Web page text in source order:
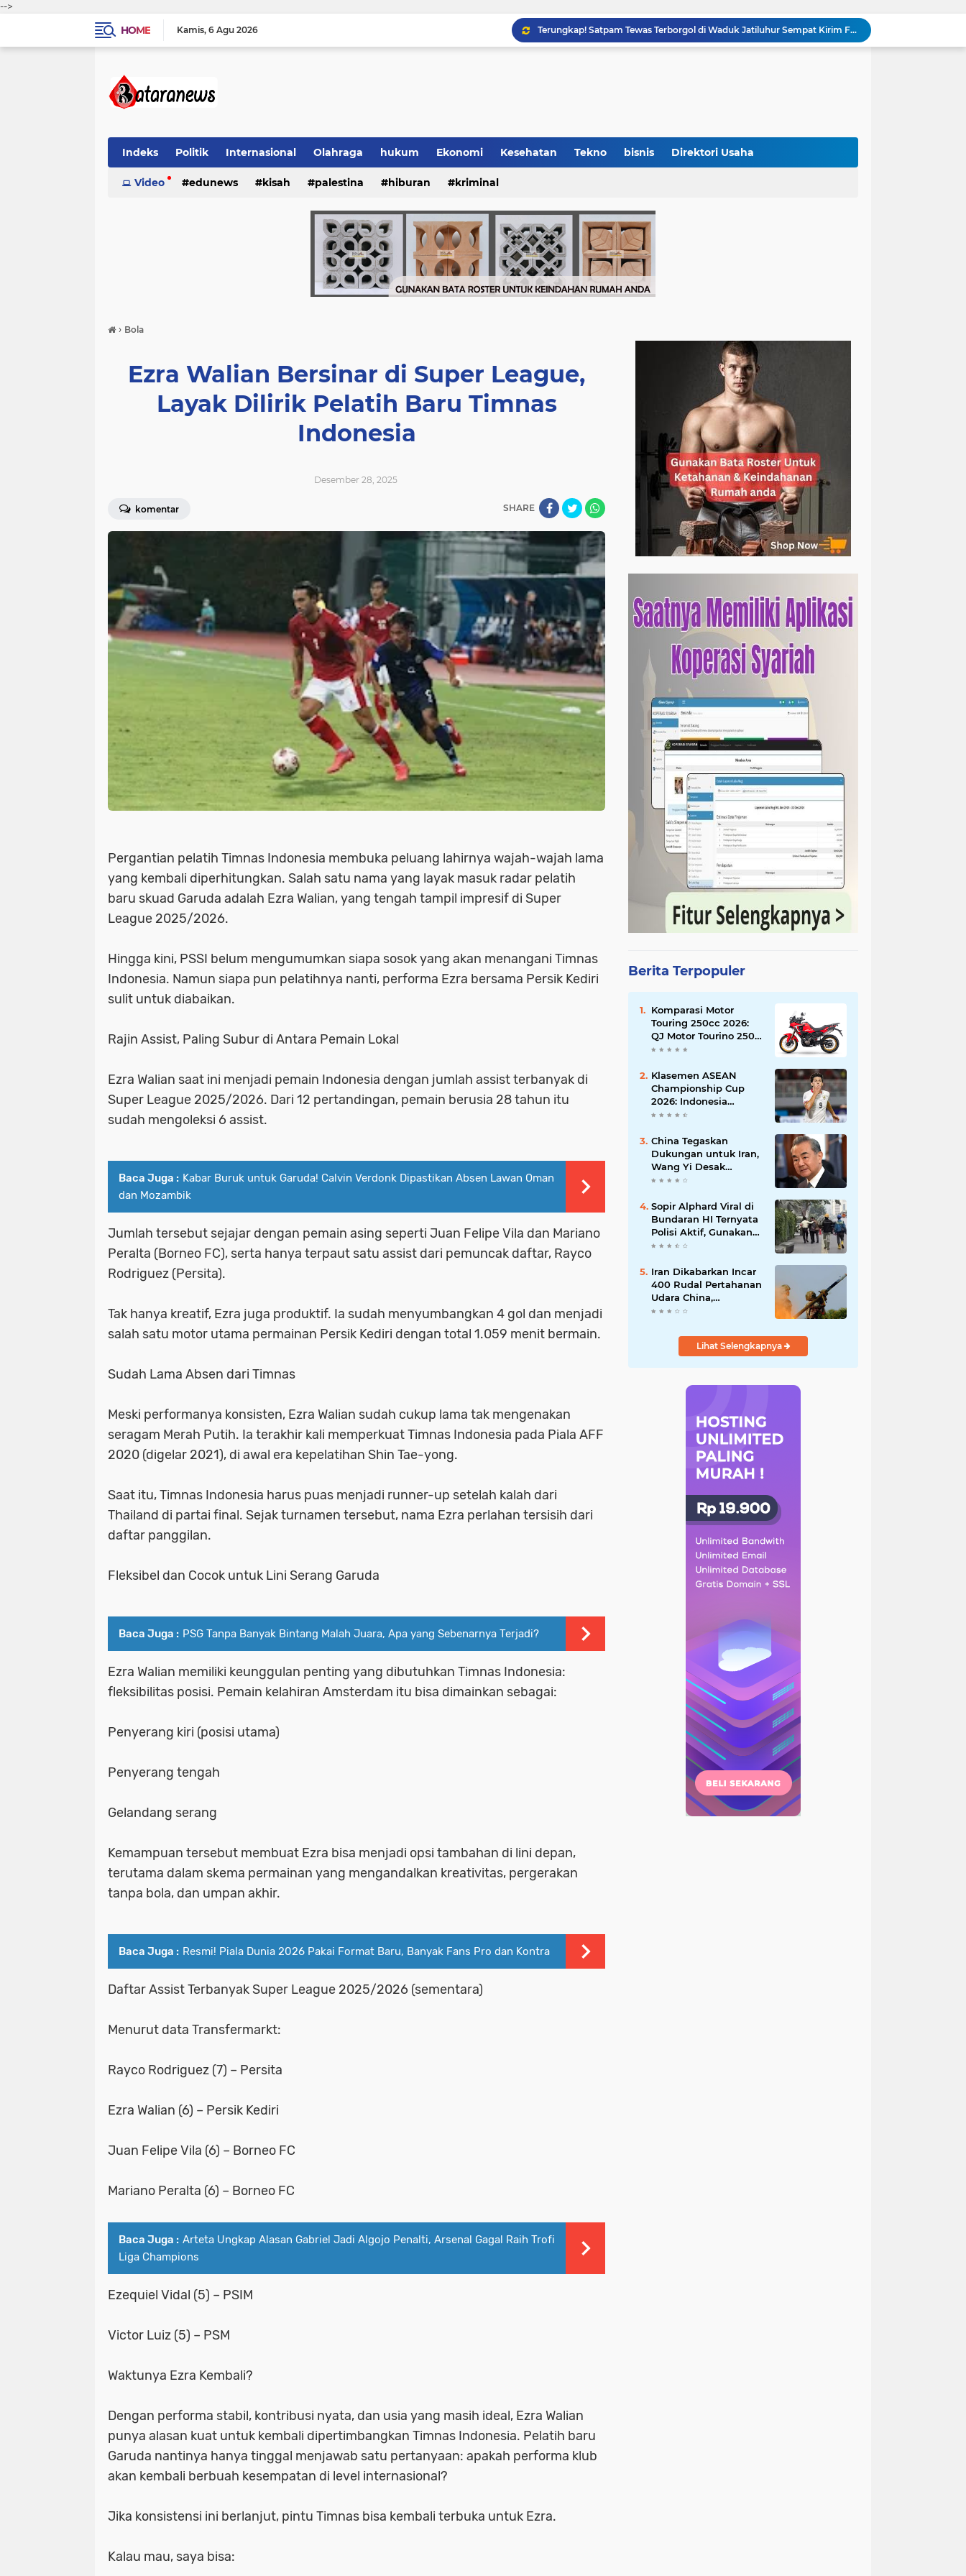
-->
HOME
Kamis 6 Agu 2026
Klasemen ASEAN Championship Cup 2026: Indonesia Menang 5-1, Mitchell Baker Hattrick dan Puncaki Top Skor
Polda Metro Jaya Sebut Tuntutan Ganti Rugi Rp206 Juta Roy Suryo Tak Logis, Ini Alasannya
Bank Dunia: 48 Persen UMKM Batasi Penggunaan QRIS karena Khawatir Dipantau Pajak
Indeks Politik Internasional Olahraga hukum Ekonomi Kesehatan Tekno bisnis Direktori Usaha
Video edunews kisah palestina hiburan kriminal
› Bola
Ezra Walian Bersinar di Super League,
Layak Dilirik Pelatih Baru Timnas
Indonesia
Desember 28, 2025
komentar SHARE
Pergantian pelatih Timnas Indonesia membuka peluang lahirnya wajah-wajah lama
yang kembali diperhitungkan. Salah satu nama yang layak masuk radar pelatih
baru skuad Garuda adalah Ezra Walian, yang tengah tampil impresif di Super
League 2025/2026.
Hingga kini, PSSI belum mengumumkan siapa sosok yang akan menangani Timnas
Indonesia. Namun siapa pun pelatihnya nanti, performa Ezra bersama Persik Kediri
sulit untuk diabaikan.
Rajin Assist, Paling Subur di Antara Pemain Lokal
Ezra Walian saat ini menjadi pemain Indonesia dengan jumlah assist terbanyak di
Super League 2025/2026. Dari 12 pertandingan, pemain berusia 28 tahun itu
sudah mengoleksi 6 assist.
Baca Juga : Kabar Buruk untuk Garuda! Calvin Verdonk Dipastikan Absen Lawan Oman
dan Mozambik
Jumlah tersebut sejajar dengan pemain asing seperti Juan Felipe Vila dan Mariano
Peralta (Borneo FC), serta hanya terpaut satu assist dari pemuncak daftar, Rayco
Rodriguez (Persita).
Tak hanya kreatif, Ezra juga produktif. Ia sudah menyumbangkan 4 gol dan menjadi
salah satu motor utama permainan Persik Kediri dengan total 1.059 menit bermain.
Sudah Lama Absen dari Timnas
Meski performanya konsisten, Ezra Walian sudah cukup lama tak mengenakan
seragam Merah Putih. Ia terakhir kali memperkuat Timnas Indonesia pada Piala AFF
2020 (digelar 2021), di awal era kepelatihan Shin Tae-yong.
Saat itu, Timnas Indonesia harus puas menjadi runner-up setelah kalah dari
Thailand di partai final. Sejak turnamen tersebut, nama Ezra perlahan tersisih dari
daftar panggilan.
Fleksibel dan Cocok untuk Lini Serang Garuda
Baca Juga : PSG Tanpa Banyak Bintang Malah Juara, Apa yang Sebenarnya Terjadi?
Ezra Walian memiliki keunggulan penting yang dibutuhkan Timnas Indonesia:
fleksibilitas posisi. Pemain kelahiran Amsterdam itu bisa dimainkan sebagai:
Penyerang kiri (posisi utama)
Penyerang tengah
Gelandang serang
Kemampuan tersebut membuat Ezra bisa menjadi opsi tambahan di lini depan,
terutama dalam skema permainan yang mengandalkan kreativitas, pergerakan
tanpa bola, dan umpan akhir.
Baca Juga : Resmi! Piala Dunia 2026 Pakai Format Baru, Banyak Fans Pro dan Kontra
Daftar Assist Terbanyak Super League 2025/2026 (sementara)
Menurut data Transfermarkt:
Rayco Rodriguez (7) – Persita
Ezra Walian (6) – Persik Kediri
Juan Felipe Vila (6) – Borneo FC
Mariano Peralta (6) – Borneo FC
Baca Juga : Arteta Ungkap Alasan Gabriel Jadi Algojo Penalti, Arsenal Gagal Raih Trofi
Liga Champions
Ezequiel Vidal (5) – PSIM
Victor Luiz (5) – PSM
Waktunya Ezra Kembali?
Dengan performa stabil, kontribusi nyata, dan usia yang masih ideal, Ezra Walian
punya alasan kuat untuk kembali dipertimbangkan Timnas Indonesia. Pelatih baru
Garuda nantinya hanya tinggal menjawab satu pertanyaan: apakah performa klub
akan kembali berbuah kesempatan di level internasional?
Jika konsistensi ini berlanjut, pintu Timnas bisa kembali terbuka untuk Ezra.
Kalau mau, saya bisa:
Berita Terpopuler
Komparasi Motor
Touring 250cc 2026:
QJ Motor Tourino 250
DX, Suzuki V-Strom
Versys-X 250?
Klasemen ASEAN
Championship Cup
2026: Indonesia
Menang 5-1, Mitchell
Puncaki Top Skor
China Tegaskan
Dukungan untuk Iran,
Wang Yi Desak
Perdamaian Timur
Ketegangan dengan
AS
Sopir Alphard Viral di
Bundaran HI Ternyata
Polisi Aktif, Gunakan
Pelat Palsu dan Kena
Iran Dikabarkan Incar
400 Rudal Pertahanan
Udara China,
Benarkah? Ini
Lengkapnya
Lihat Selengkapnya